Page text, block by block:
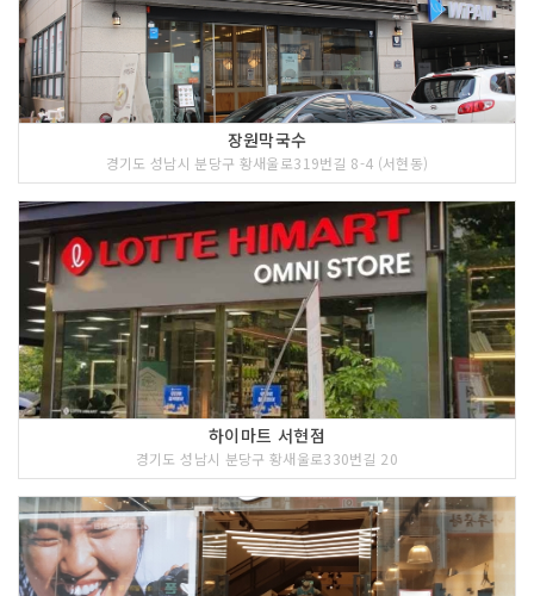
장원막국수
경기도 성남시 분당구 황새울로319번길 8-4 (서현동)
하이마트 서현점
경기도 성남시 분당구 황새울로330번길 20